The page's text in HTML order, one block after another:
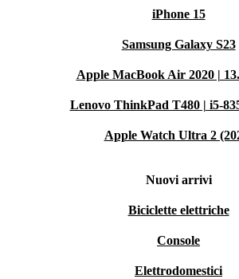
iPhone 15
Samsung Galaxy S23
Apple MacBook Air 2020 |
Lenovo ThinkPad T480 | i5-
Apple Watch Ultra 2
Nuovi arrivi
Biciclette elettriche
Console
Elettrodomestici